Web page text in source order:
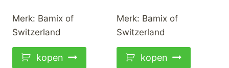
Merk: Bamix of
Switzerland
kopen
Merk: Bamix of
Switzerland
kopen